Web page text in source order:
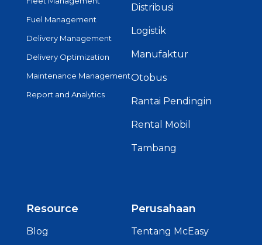
Fuel Management
Delivery Management
Delivery Optimization
Maintenance Management
Report and Analytics
Distribusi
Logistik
Manufaktur
Otobus
Rantai Pendingin
Rental Mobil
Tambang
Resource
Blog
Perusahaan
Tentang McEasy